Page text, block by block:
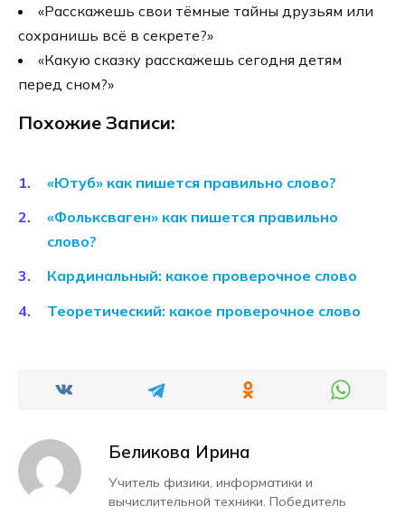
«Расскажешь свои тёмные тайны друзьям или
сохранишь всё в секрете?»
«Какую сказку расскажешь сегодня детям
перед сном?»
Похожие Записи:
«Ютуб» как пишется правильно слово?
«Фольксваген» как пишется правильно
слово?
Кардинальный: какое проверочное слово
Теоретический: какое проверочное слово
Беликова Ирина
Учитель физики, информатики и
вычислительной техники. Победитель